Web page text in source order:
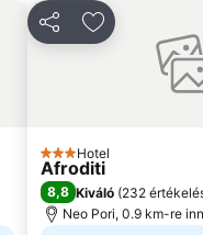
MegosztásHozzáadás
3 Kategória
Hotel
Afroditi
8,8 Kiváló (232
Neo Pori, 0.9 km-re